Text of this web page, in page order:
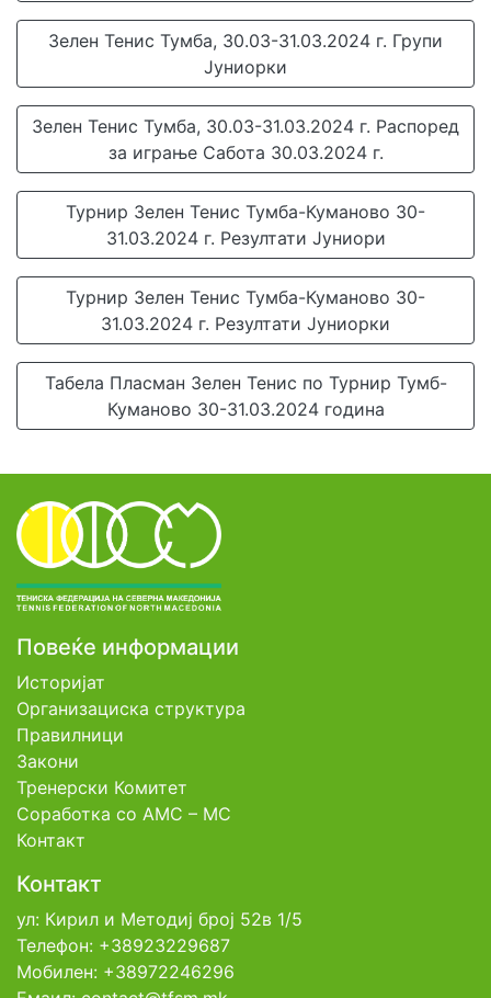
Зелен Тенис Тумба, 30.03-31.03.2024 г. Групи
Јуниорки
Зелен Тенис Тумба, 30.03-31.03.2024 г. Распоред
за играње Сабота 30.03.2024 г.
Турнир Зелен Тенис Тумба-Куманово 30-
31.03.2024 г. Резултати Јуниори
Турнир Зелен Тенис Тумба-Куманово 30-
31.03.2024 г. Резултати Јуниорки
Табела Пласман Зелен Тенис по Турнир Тумб-
Куманово 30-31.03.2024 година
Повеќе информации
Историјат
Организациска структура
Правилници
Закони
Тренерски Комитет
Соработка со АМС – МС
Контакт
Контакт
ул: Кирил и Методиј број 52в 1/5
Телефон: +38923229687
Мобилен: +38972246296